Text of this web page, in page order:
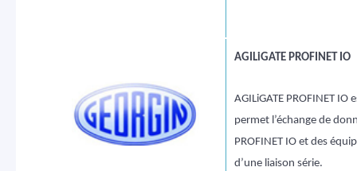
AGILiGATE PROFINET IO
AGILiGATE PROFINET IO
permet l’échange de
PROFINET IO et des
d’une liaison série.